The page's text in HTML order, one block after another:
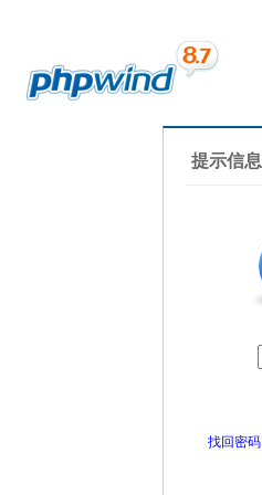
提示信息
找回密码